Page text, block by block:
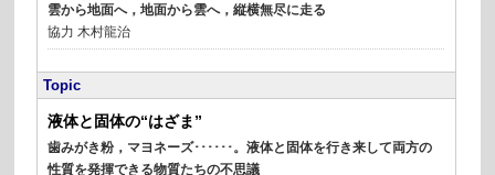
雲から地面へ，地面から雲へ，縦横無尽に走る
協力 木村龍治
Topic
液体と固体の“はざま”
歯みがき粉，マヨネーズ･･････。液体と固体を行き来して両方の
性質を発揮できる物質たちの不思議